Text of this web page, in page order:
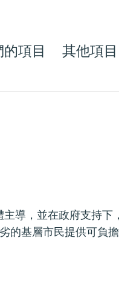
項目 其他項目
導，並在政府支持下
基層市民提供可負擔